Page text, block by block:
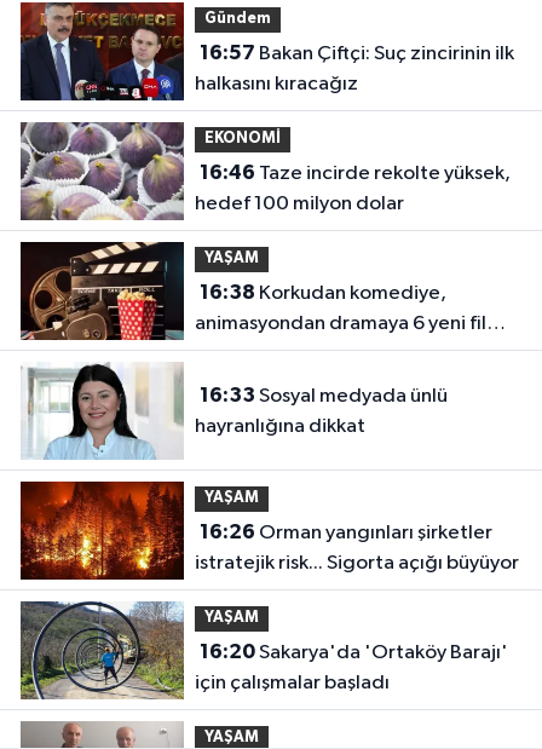
Gündem
16:57
halkasını kıracağız
EKONOMİ
16:46
hedef 100 milyon dolar
YAŞAM
16:38
animasyondan dramaya 6 yeni film
vizyonda
16:33
hayranlığına dikkat
YAŞAM
16:26
istratejik risk... Sigorta açığı büyüyor
YAŞAM
16:20Sakarya'da 'Ortaköy Barajı'
için çalışmalar başladı
YAŞAM